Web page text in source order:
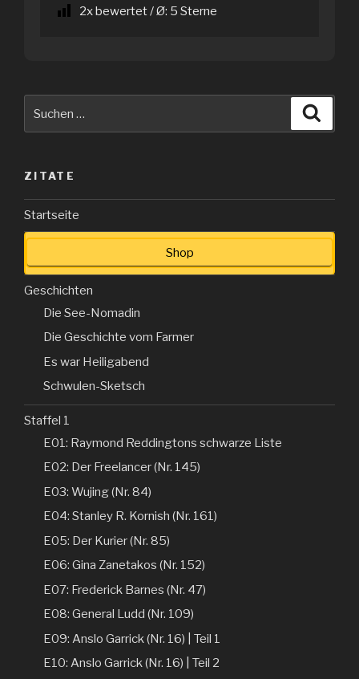
2x bewertet / Ø: 5 Sterne
nach:
ZITATE
Startseite
Shop
Geschichten
Die See-Nomadin
Die Geschichte vom Farmer
Es war Heiligabend
Schwulen-Sketsch
Staffel 1
E01: Raymond Reddingtons schwarze Liste
E02: Der Freelancer (Nr. 145)
E03: Wujing (Nr. 84)
E04: Stanley R. Kornish (Nr. 161)
E05: Der Kurier (Nr. 85)
E06: Gina Zanetakos (Nr. 152)
E07: Frederick Barnes (Nr. 47)
E08: General Ludd (Nr. 109)
E09: Anslo Garrick (Nr. 16) | Teil 1
E10: Anslo Garrick (Nr. 16) | Teil 2